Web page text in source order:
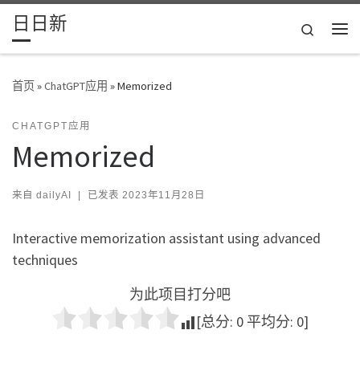
Skip to content
日日新
Search
首页»ChatGPT应用 »Memorized
CHATGPT应用
Memorized
来自 dailyAI | 已发表 2023年11月28日
Interactive memorization assistant using advanced
techniques
为此项目打分吧
[总分: 0 平均分: 0]